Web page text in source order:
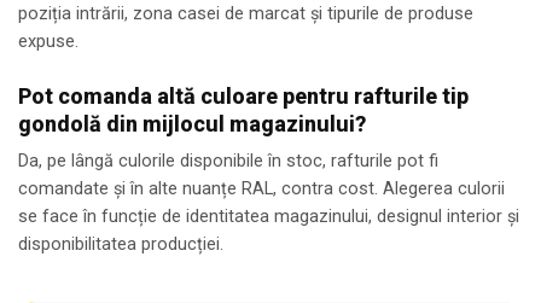
poziția intrării, zona casei de marcat și tipurile de produse
expuse.
Pot comanda altă culoare pentru rafturile tip
gondolă din mijlocul magazinului?
Da, pe lângă culorile disponibile în stoc, rafturile pot fi
comandate și în alte nuanțe RAL, contra cost. Alegerea culorii
se face în funcție de identitatea magazinului, designul interior și
disponibilitatea producției.